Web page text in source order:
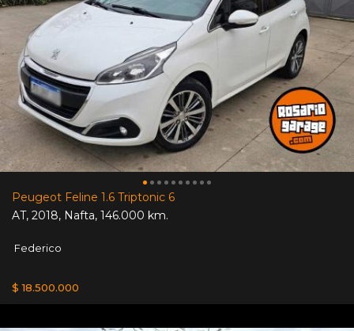
Peugeot Feline 1.6 Triptonic 6
AT, 2018, Nafta, 146.000 km.
Federico
$ 18.500.000